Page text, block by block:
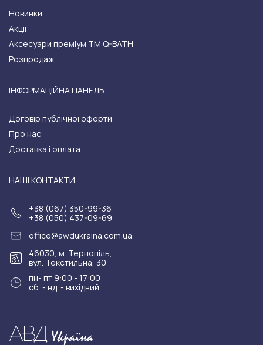
Новинки
Акції
Аксесуари преміум ТМ Q-BATH
Розпродаж
ІНФОРМАЦІЙНА ПАНЕЛЬ
Договір публічної оферти
Про нас
Доставка і оплата
НАШІ КОНТАКТИ
+38 (067) 350-99-36
+38 (050) 437-09-69
office@awdukraina.com.ua
46030, м. Тернопіль,
вул. Текстильна, 30
пн- пт 9:00 - 17:00
сб. - нд. - вихідний